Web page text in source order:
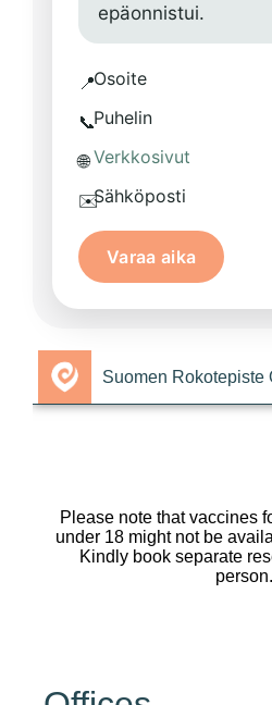
epäonnistui.
📍Osoite
📞Puhelin
🌐 Verkkosivut
✉️Sähköposti
Varaa aika